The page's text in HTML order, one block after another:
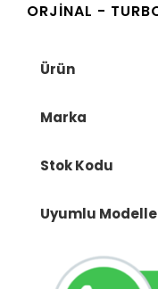
ORJİNAL -
Ürün
Marka
Stok Kodu
Uyumlu